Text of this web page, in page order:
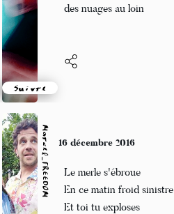
Suivre
des nuages au loin
Marcel_FREEDOM 16 décembre 2016
Le merle s'ébroue
En ce matin froid sinistre
Et toi tu exploses